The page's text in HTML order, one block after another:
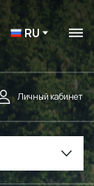
RU
Личный кабинет